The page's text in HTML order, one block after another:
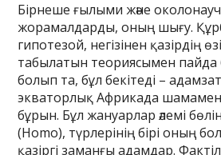
Бірнеше ғылыми және
жорамалдарды, оның шығу.
гипотезой, негізінен қазірдің
табылатын теориясымен пайда
болып та, бұл бекітеді –
экваторлық Африкада
бұрын. Бұл жануарлар әлемі
(Homo), түрлерінің бірі оның
қазіргі заманғы адамдар.